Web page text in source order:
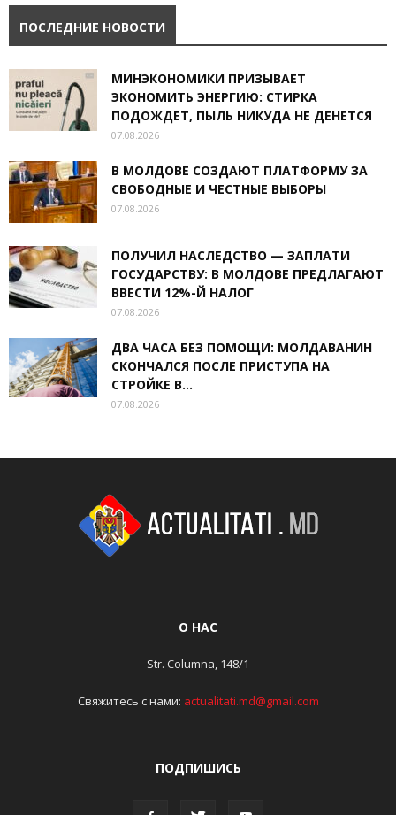
ПОСЛЕДНИЕ НОВОСТИ
МИНЭКОНОМИКИ ПРИЗЫВАЕТ
ЭКОНОМИТЬ ЭНЕРГИЮ: СТИРКА
ПОДОЖДЕТ, ПЫЛЬ НИКУДА НЕ ДЕНЕТСЯ
07.08.2026
В МОЛДОВЕ СОЗДАЮТ ПЛАТФОРМУ ЗА
СВОБОДНЫЕ И ЧЕСТНЫЕ ВЫБОРЫ
07.08.2026
ПОЛУЧИЛ НАСЛЕДСТВО — ЗАПЛАТИ
ГОСУДАРСТВУ: В МОЛДОВЕ ПРЕДЛАГАЮТ
ВВЕСТИ 12%-Й НАЛОГ
07.08.2026
ДВА ЧАСА БЕЗ ПОМОЩИ: МОЛДАВАНИН
СКОНЧАЛСЯ ПОСЛЕ ПРИСТУПА НА
СТРОЙКЕ В...
07.08.2026
О НАС
Str. Columna, 148/1
Свяжитесь с нами: actualitati.md@gmail.com
ПОДПИШИСЬ